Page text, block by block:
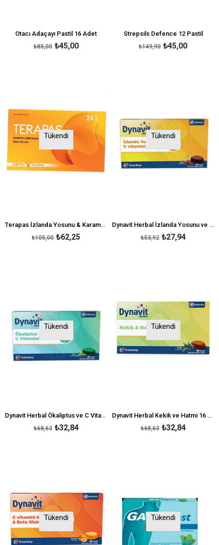
Otacı Adaçayı Pastil 16 Adet
₺45,00
₺85,00
Strepsils Defence 12 Pastil
₺45,00
₺149,90
Tükendi
Terapas İzlanda Yosunu & Karamürver İçeren Pastil
₺62,25
₺105,00
Tükendi
Dynavit Herbal İzlanda Yosunu ve C Vitamini Pastil
₺27,94
₺53,92
Tükendi
Dynavit Herbal Ökaliptus ve C Vitamini Pastil
₺32,84
₺68,63
Tükendi
Dynavit Herbal Kekik ve Hatmi 16 Pastil
₺32,84
₺68,63
Tükendi Tükendi